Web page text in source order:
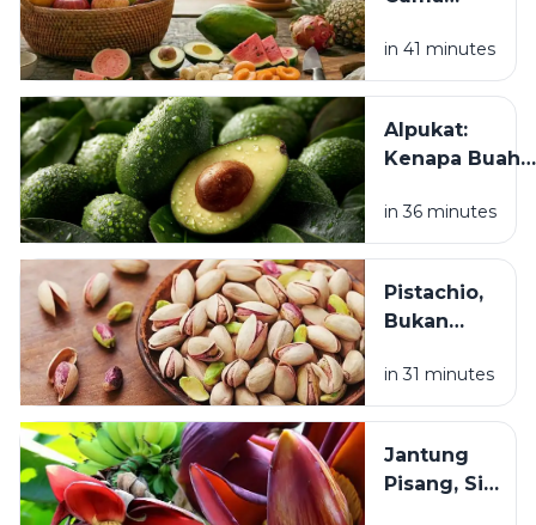
untuk
Mental,
Usus Juga
Self-Care:
6 Buah Ini
in 41 minutes
Alpukat:
Kenapa Buah
Favorit Banyak
Orang? Ini
Alasan di Balik
Popularitasnya
in 36 minutes
Pistachio,
Bukan
Camilan
Mahal: Ini
untuk
Jantung,
in 31 minutes
Jantung
Pisang, Si